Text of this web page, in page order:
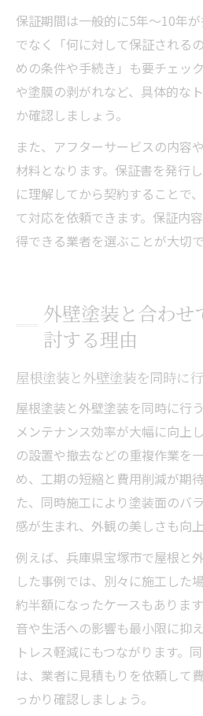
保証期間は一般的に5年～10年
でなく「何に対して保証される
めの条件や手続き」も要チェッ
や塗膜の剥がれなど、具体的な
か確認しましょう。
また、アフターサービスの内容
材料となります。保証書を発行
に理解してから契約することで
て対応を依頼できます。保証内
得できる業者を選ぶことが大切で
外壁塗装と合わせ
討する理由
屋根塗装と外壁塗装を同時に
屋根塗装と外壁塗装を同時に行
メンテナンス効率が大幅に向上
の設置や撤去などの重複作業を
め、工期の短縮と費用削減が期
た、同時施工により塗装面のバ
感が生まれ、外観の美しさも向上
例えば、兵庫県宝塚市で屋根と
した事例では、別々に施工した
約半額になったケースもありま
音や生活への影響も最小限に抑
トレス軽減にもつながります。
は、業者に見積もりを依頼して
っかり確認しましょう。